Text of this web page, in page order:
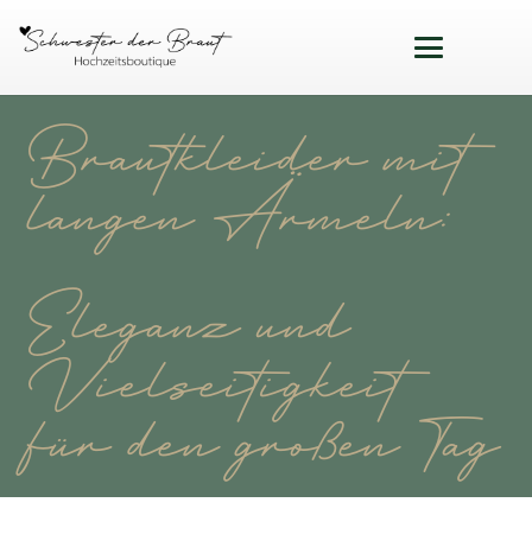
Brautkleider mit
langen Ärmeln:
Eleganz und
Vielseitigkeit
für den großen Tag